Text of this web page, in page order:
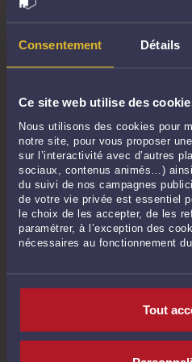
Consentement Détails
Ce site web utilise des
Nous utilisons des cookies pour
notre site, pour vous proposer
sur l’interactivité avec d’autres
sociaux, contenus animés…)
du suivi de nos campagnes
de votre vie privée est essentiel
le choix de les accepter, de les
paramétrer, à l’exception des
nécessaires au fonctionnement
Tout
Commentaires
Pas de contribution, soyez le
CONTACTER ME
CONSULTER PAR